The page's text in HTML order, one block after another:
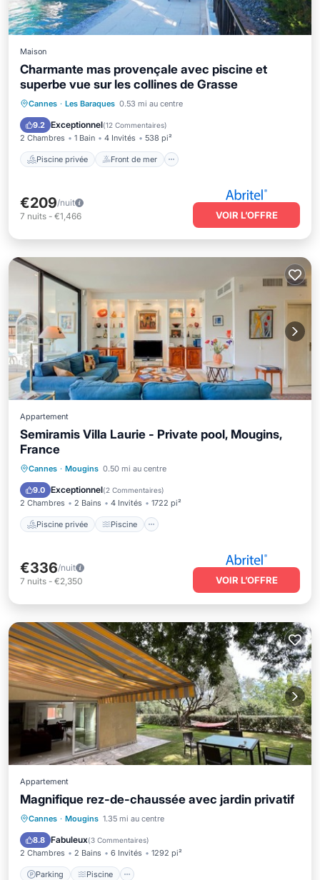
Maison
Charmante mas provençale avec piscine et
superbe vue sur les collines de Grasse
Cannes · Les Baraques 0.53 mi au centre
9.2 Exceptionnel(12 Commentaires)
2 Chambres 1 Bain 4 Invités 538 pi²
Piscine privée Front de mer
Piscine privée Front de mer
Piscine
€209/nuit
7 nuits - €1,466 VOIR L’OFFRE
Appartement
Semiramis Villa Laurie - Private pool, Mougins,
France
Cannes · Mougins 0.50 mi au centre
9.0 Exceptionnel(2 Commentaires)
2 Chambres 2 Bains 4 Invités 1722 pi²
Piscine privée Piscine
Piscine privée
Piscine
Balcon/Terrasse
Cuisine
€336/nuit
7 nuits - €2,350 VOIR L’OFFRE
Appartement
Magnifique rez-de-chaussée avec jardin privatif
Cannes · Mougins 1.35 mi au centre
8.8 Fabuleux(3 Commentaires)
2 Chambres 2 Bains 6 Invités 1292 pi²
Parking Piscine
Parking Piscine
Climatisation